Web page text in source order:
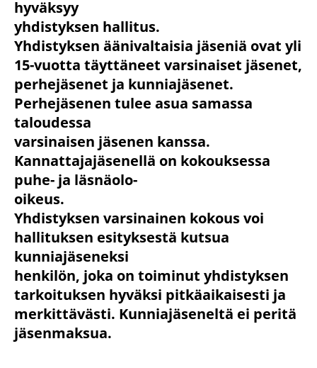
hyväksyy
yhdistyksen hallitus.
Yhdistyksen äänivaltaisia jäseniä ovat yli
15-vuotta täyttäneet varsinaiset jäsenet,
perhejäsenet ja kunniajäsenet.
Perhejäsenen tulee asua samassa
taloudessa
varsinaisen jäsenen kanssa.
Kannattajajäsenellä on kokouksessa
puhe- ja läsnäolo-
oikeus.
Yhdistyksen varsinainen kokous voi
hallituksen esityksestä kutsua
kunniajäseneksi
henkilön, joka on toiminut yhdistyksen
tarkoituksen hyväksi pitkäaikaisesti ja
merkittävästi. Kunniajäseneltä ei peritä
jäsenmaksua.